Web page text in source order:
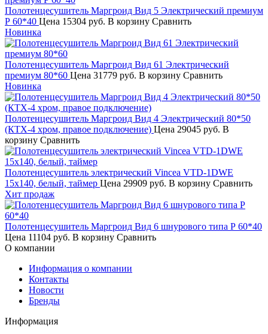
Полотенцесушитель Маргроид Вид 5 Электрический премиум
Р 60*40 Цена 15304 руб. В корзину Сравнить
Новинка
Полотенцесушитель Маргроид Вид 61 Электрический
премиум 80*60 Цена 31779 руб. В корзину Сравнить
Новинка
Полотенцесушитель Маргроид Вид 4 Электрический 80*50
(КТХ-4 хром, правое подключение) Цена 29045 руб. В
корзину Сравнить
Полотенцесушитель электрический Vincea VTD-1DWE
15х140, белый, таймер Цена 29909 руб. В корзину Сравнить
Хит продаж
Полотенцесушитель Маргроид Вид 6 шнурового типа Р 60*40
Цена 11104 руб. В корзину Сравнить
О компании
Информация о компании
Контакты
Новости
Бренды
Информация